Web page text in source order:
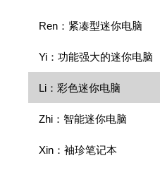
Ren：紧凑型迷你电脑
Yi：功能强大的迷你电脑
Li：彩色迷你电脑
Zhi：智能迷你电脑
Xin：袖珍笔记本